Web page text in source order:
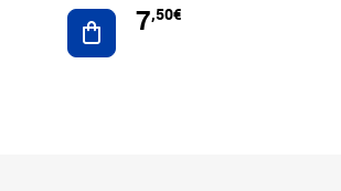
Ajouter au panier
7,50€